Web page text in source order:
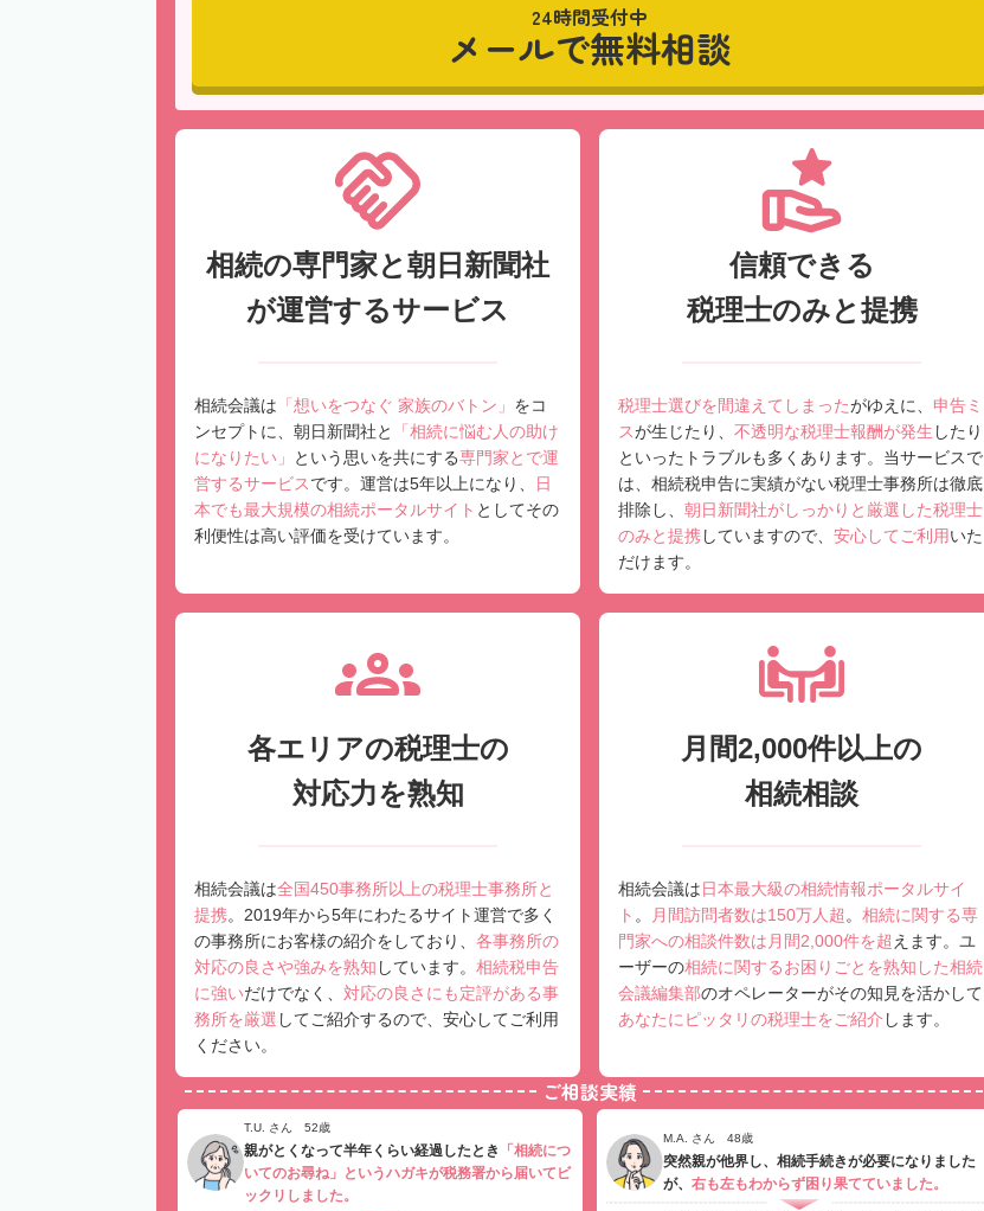
24時間受付中
メールで無料相談
相続の専門家と朝日新聞社
が運営するサービス
相続会議は 「想いをつなぐ 家族のバトン」 をコ
ンセプトに、朝日新聞社と
「相続に悩む人の助け
になりたい」
という思いを共にする専門家とで運
営するサービスです。運営は5年以上になり、
日
本でも最大規模の相続ポータルサイト としてその
利便性は高い評価を受けています。
信頼できる
税理士のみと提携
税理士選びを間違えてしまったがゆえに、 申告ミ
スが生じたり、 不透明な税理士報酬が発生 したり
といったトラブルも多くあります。当サービスで
は、相続税申告に実績がない税理士事務所は徹底
排除し、 朝日新聞社がしっかりと厳選した税理士
のみと提携していますので、 安心してご利用いた
だけます。
各エリアの税理士の
対応力を熟知
相続会議は全国450事務所以上の税理士事務所と
提携。2019年から5年にわたるサイト運営で多く
の事務所にお客様の紹介をしており、 各事務所の
対応の良さや強みを熟知 しています。 相続税申告
に強いだけでなく、 対応の良さにも定評がある事
務所を厳選 してご紹介するので、安心してご利用
ください。
月間2,000件以上の
相続相談
相続会議は日本最大級の相続情報ポータルサイ
ト 。 月間訪問者数は150万人超 。 相続に関する専
門家への相談件数は月間2,000件を超 えます。ユ
ーザーの相続に関するお困りごとを熟知した相続
会議編集部のオペレーターがその知見を活かして
あなたにピッタリの税理士をご紹介 します。
ご相談実績
T.U. さん 52歳
親がとくなって半年くらい経過したとき
「相続につ
いてのお尋ね」というハガキが税務署から届いてビ
ックリしました。
M.A. さん 48歳
突然親が他界し、相続手続きが必要になりました
が、 右も左もわからず困り果てていました。